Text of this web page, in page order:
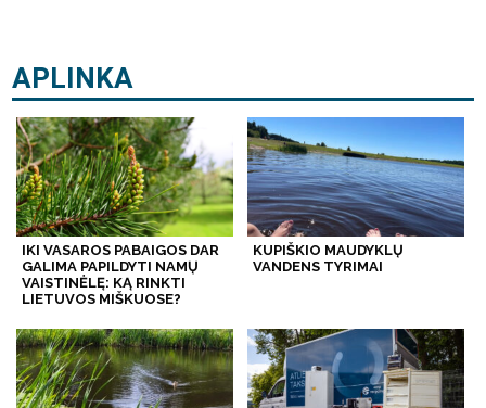
APLINKA
IKI VASAROS PABAIGOS DAR
GALIMA PAPILDYTI NAMŲ
VAISTINĖLĘ: KĄ RINKTI
LIETUVOS MIŠKUOSE?
KUPIŠKIO MAUDYKLŲ
VANDENS TYRIMAI